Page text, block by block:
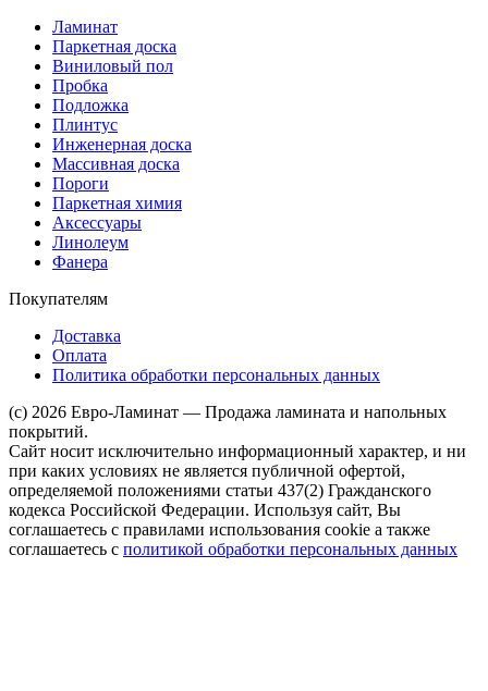
Ламинат
Паркетная доска
Виниловый пол
Пробка
Подложка
Плинтус
Инженерная доска
Массивная доска
Пороги
Паркетная химия
Аксессуары
Линолеум
Фанера
Покупателям
Доставка
Оплата
Политика обработки персональных данных
(c) 2026 Евро-Ламинат — Продажа ламината и напольных
покрытий.
Сайт носит исключительно информационный характер, и ни
при каких условиях не является публичной офертой,
определяемой положениями статьи 437(2) Гражданского
кодекса Российской Федерации. Используя сайт, Вы
соглашаетесь с правилами использования cookie а также
соглашаетесь с политикой обработки персональных данных